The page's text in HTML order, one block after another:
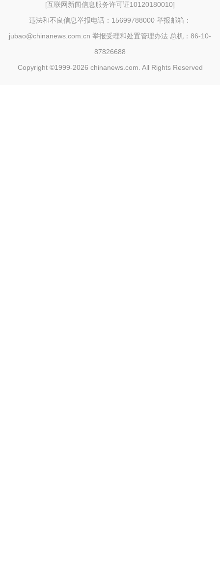
[互联网新闻信息服务许可证10120180010]
违法和不良信息举报电话：15699788000 举报邮箱：
jubao@chinanews.com.cn 举报受理和处置管理办法 总机：86-10-
87826688
Copyright ©1999-2026 chinanews.com. All Rights Reserved